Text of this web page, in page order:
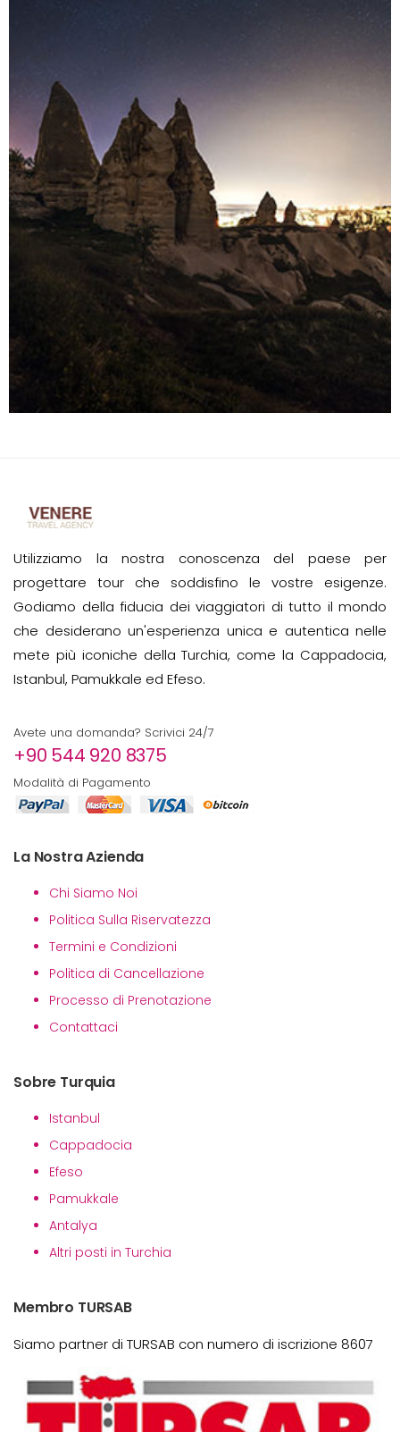
Utilizziamo la nostra conoscenza del paese per
progettare tour che soddisfino le vostre esigenze.
Godiamo della fiducia dei viaggiatori di tutto il mondo
che desiderano un'esperienza unica e autentica nelle
mete più iconiche della Turchia, come la Cappadocia,
Istanbul, Pamukkale ed Efeso.
Avete una domanda? Scrivici 24/7
+90 544 920 8375
Modalità di Pagamento
La Nostra Azienda
Chi Siamo Noi
Politica Sulla Riservatezza
Termini e Condizioni
Politica di Cancellazione
Processo di Prenotazione
Contattaci
Sobre Turquia
Istanbul
Cappadocia
Efeso
Pamukkale
Antalya
Altri posti in Turchia
Membro TURSAB
Siamo partner di TURSAB con numero di iscrizione 8607